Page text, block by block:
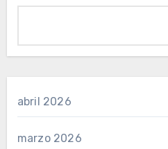
abril 2026
marzo 2026